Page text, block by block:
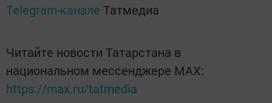
Telegram-канале Татмедиа
Читайте новости Татарстана в
национальном мессенджере MАХ:
https://max.ru/tatmedia